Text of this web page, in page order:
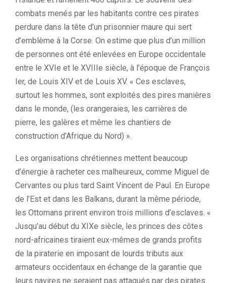
combats menés par les habitants contre ces pirates
perdure dans la tête d’un prisonnier maure qui sert
d’emblème à la Corse. On estime que plus d’un million
de personnes ont été enlevées en Europe occidentale
entre le XVIe et le XVIIIe siècle, à l’époque de François
Ier, de Louis XIV et de Louis XV. « Ces esclaves,
surtout les hommes, sont exploités des pires manières
dans le monde, (les orangeraies, les carrières de
pierre, les galères et même les chantiers de
construction d’Afrique du Nord) ».
Les organisations chrétiennes mettent beaucoup
d’énergie à racheter ces malheureux, comme Miguel de
Cervantes ou plus tard Saint Vincent de Paul. En Europe
de l’Est et dans les Balkans, durant la même période,
les Ottomans prirent environ trois millions d’esclaves. «
Jusqu’au début du XIXe siècle, les princes des côtes
nord-africaines tiraient eux-mêmes de grands profits
de la piraterie en imposant de lourds tributs aux
armateurs occidentaux en échange de la garantie que
leurs navires ne seraient pas attaqués par des pirates.